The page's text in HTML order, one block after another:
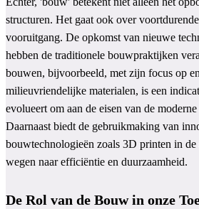
structuren. Het gaat ook over
vooruitgang. De opkomst van nieuwe
hebben de traditionele bouwpraktijken
bouwen, bijvoorbeeld, met zijn focus op
milieuvriendelijke materialen, is een
evolueert om aan de eisen van de
Daarnaast biedt de gebruikmaking van
bouwtechnologieën zoals 3D printen in
wegen naar efficiëntie en duurzaamheid.
De Rol van de Bouw in onze